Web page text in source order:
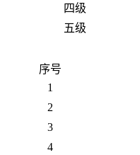
四级
五级
序号
1
2
3
4